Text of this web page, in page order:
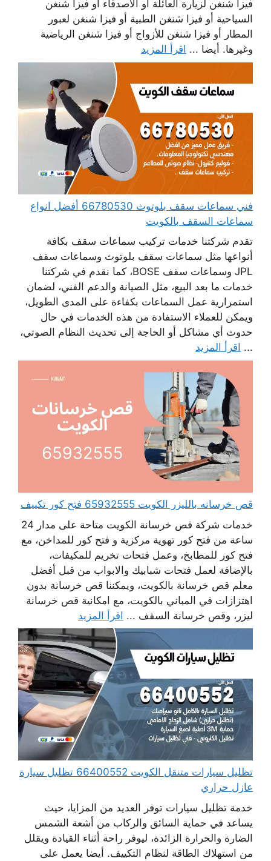
فيزا شنغن لزيارة العائلة أو الأصدقاء أو فيزا شنغن
السياحية أو فيزا شنغن الطبية أو فيزا شنغن لعبور
المطار أو فيزا شنغن للأزواج أو فيزا شنغن الرياضية
وغيرها. أيضا ... اقرأ المزيد
فني سماعات سقف بلوتوث 66780530 أفضل انواع
سماعات السقف بالكويت
تقدم شركتنا خدمات تركيب سماعات سقف بكافة
أنواعها مثل سماعات سقف بلوتوث وسماعات سقف
JPL وسماعات سقف BOSE، كما نقدم في شركتنا
خدمات ما بعد البيع، مثل الصيانة والدعم الفني، لضمان
استمرارية عمل السماعات بكفاءة على المدى الطويل،
ويمكن للعملاء الاستفادة من هذه الخدمات في حال
حدوث أي مشاكل أو الحاجة إلى تحديث النظام الصوتي،
... اقرأ المزيد
قص خرسانه بالليزر الكويت 65932555 فتح كور تكييف
خدمات شركة قص خرسانة الكويت متاحة على مدار 24
ساعة من فتح كور تهوية مركزية و فتح كور للمداخن، مع
فتح كور للمطابخ، وعمل فتحات تخريم للمكيفات،
بالإضافة لعمل فتحات شبابيك والابواب من قبل أفضل
معلم قص خرسانة بالكويت، ويمكننا قص خرسانة بدون
اهتزازات في المباني بالكويت، مع امكانية قص خرسانة
ليزر، وقص خرسانة السقف ... اقرأ المزيد
تظليل سيارات متنقل الكويت 66400552 تظليل سيارة
عازل حراري
خدمة تظليل سيارات توفر العديد من المزايا، حيث
يساعد في حماية السائق والركاب من أشعة الشمس
الضارة والحرارة الزائدة، ليوفر راحة أثناء القيادة ويقلل
من استهلاك الطاقة لنظام التكييف. أيضا يعمل على